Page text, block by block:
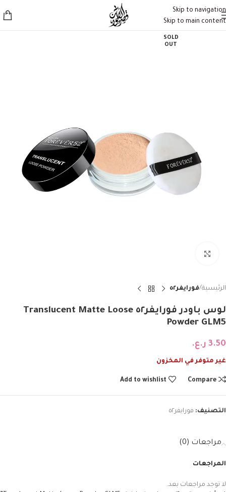
Skip to navigation
Skip to main content
SOLD
OUT
الرئيسية فورايفر٥٢
لوس باودر فورايفر٥٢ Translucent Matte Loose
Powder GLM5
3.50 ر.ع.
غير متوفر في المخزون
Compare
Add to wishlist
التصنيف: فورايفر٥٢
مراجعات (0)
المراجعات
لا توجد مراجعات بعد.